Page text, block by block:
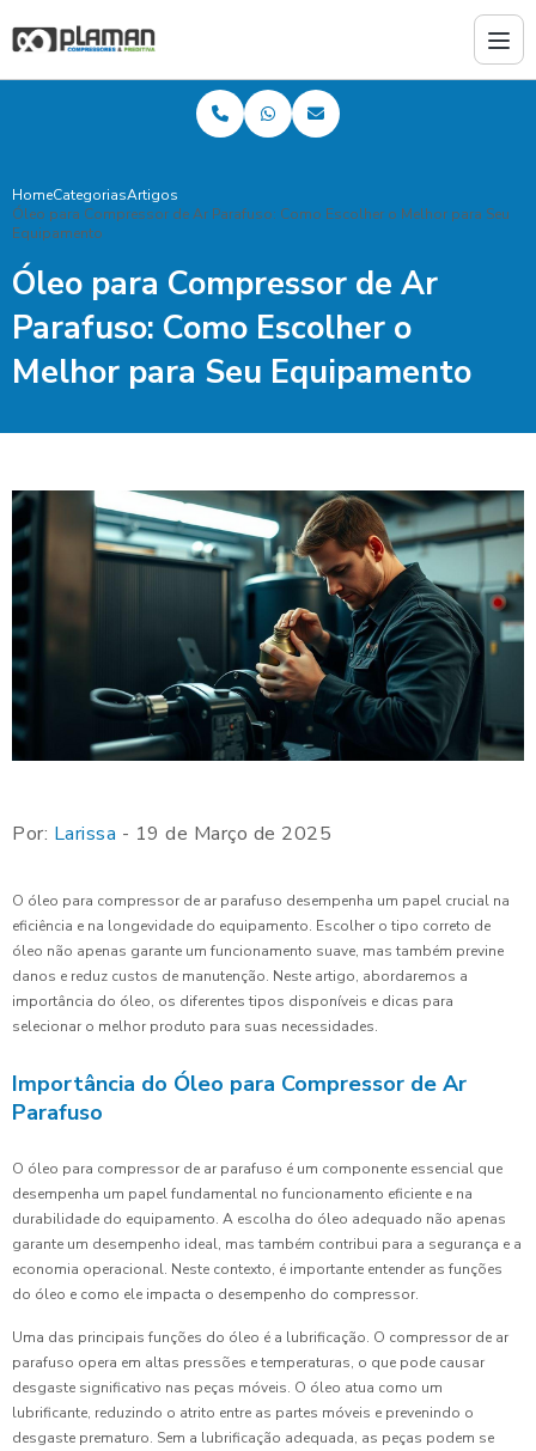
HomeCategoriasArtigos
Óleo para Compressor de Ar Parafuso: Como Escolher o Melhor para Seu
Equipamento
Óleo para Compressor de Ar
Parafuso: Como Escolher o
Melhor para Seu Equipamento
Por: Larissa - 19 de Março de 2025
O óleo para compressor de ar parafuso desempenha um papel crucial na
eficiência e na longevidade do equipamento. Escolher o tipo correto de
óleo não apenas garante um funcionamento suave, mas também previne
danos e reduz custos de manutenção. Neste artigo, abordaremos a
importância do óleo, os diferentes tipos disponíveis e dicas para
selecionar o melhor produto para suas necessidades.
Importância do Óleo para Compressor de Ar
Parafuso
O óleo para compressor de ar parafuso é um componente essencial que
desempenha um papel fundamental no funcionamento eficiente e na
durabilidade do equipamento. A escolha do óleo adequado não apenas
garante um desempenho ideal, mas também contribui para a segurança e a
economia operacional. Neste contexto, é importante entender as funções
do óleo e como ele impacta o desempenho do compressor.
Uma das principais funções do óleo é a lubrificação. O compressor de ar
parafuso opera em altas pressões e temperaturas, o que pode causar
desgaste significativo nas peças móveis. O óleo atua como um
lubrificante, reduzindo o atrito entre as partes móveis e prevenindo o
desgaste prematuro. Sem a lubrificação adequada, as peças podem se